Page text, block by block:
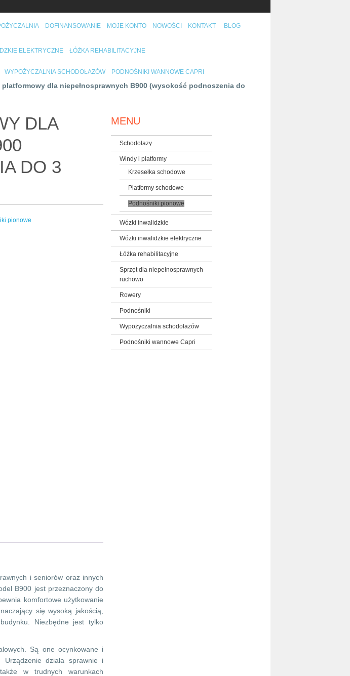
DOFINANSOWANIE MOJE KONTO NOWOŚCI KONTAKT BLOG
ELEKTRYCZNE ŁÓŻKA REHABILITACYJNE
WYPOŻYCZALNIA SCHODOŁAZÓW PODNOŚNIKI WANNOWE CAPRI
dla niepełnosprawnych B900 (wysokość podnoszenia do
DLA
DO 3
pionowe
i seniorów oraz innych
B900 jest przeznaczony do
komfortowe użytkowanie
się wysoką jakością,
Niezbędne jest tylko
Są one ocynkowane i
Urządzenie działa sprawnie i
w trudnych warunkach
MENU
Schodołazy
Windy i platformy
Krzesełka schodowe
Platformy schodowe
Podnośniki pionowe
Wózki inwalidzkie
Wózki inwalidzkie elektryczne
Łóżka rehabilitacyjne
Sprzęt dla niepełnosprawnych
ruchowo
Rowery
Podnośniki
Wypożyczalnia schodołazów
Podnośniki wannowe Capri